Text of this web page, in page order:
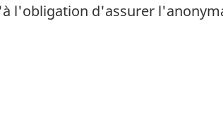
l'obligation d'assurer